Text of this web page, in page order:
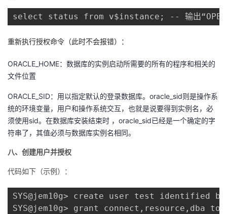
select status from v$instance; -- 输出“OPEN”
重新执行授权命令（此时不会报错）：
ORACLE_HOME：数据库的实例启动所需要的所有的程序和相关的
文件位置
ORACLE_SID：用以指定默认的登录数据库。oracle_sid则是操作系
统的环境变量，用户和操作系统交互，也就是说要得到实例名，必
须使用sid。在数据库安装结束时 ，oracle_sid已经是一个确定的字
符串了，其值必须与数据库实例名相同。
八、创建用户并授权
代码如下（示例）：
SYS@jem10g> create user test identified by
SYS@jem10g> grant connect,resource,dba